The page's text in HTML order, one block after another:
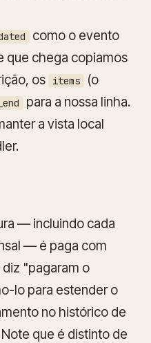
como o evento
que chega copiamos
os items
(o
para a nossa linha.
a vista local
— incluindo cada
— é paga com
"pagaram o
lo para estender o
no histórico de
que é distinto de